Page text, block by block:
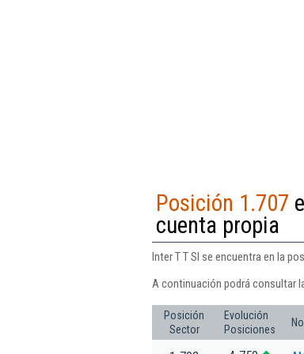
Posición 1.707
cuenta propia
Inter T T Sl se encuentra en la
A continuación podrá consultar
Posición
Sector
Evolución
Posiciones